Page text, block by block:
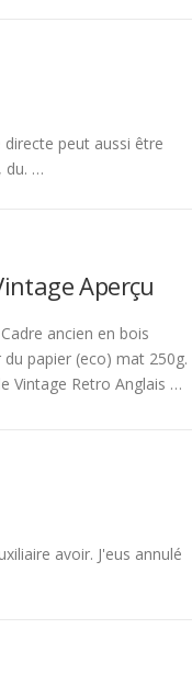
directe peut aussi être
du. …
Aperçu
ancien en bois
papier (eco) mat 250g.
Vintage Retro Anglais …
avoir. J'eus annulé